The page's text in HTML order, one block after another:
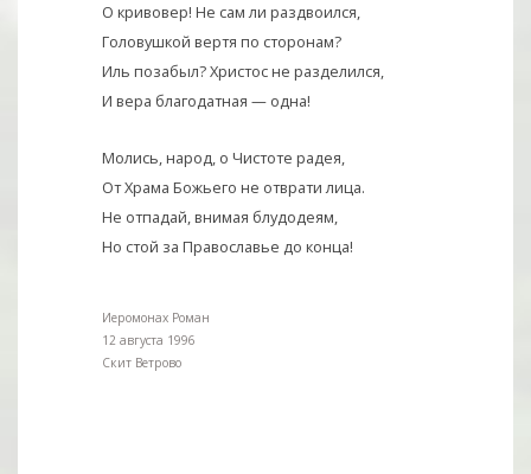
О кривовер! Не сам ли раздвоился,
Головушкой вертя по сторонам?
Иль позабыл? Христос не разделился,
И вера благодатная — одна!
Молись, народ, о Чистоте радея,
От Храма Божьего не отврати лица.
Не отпадай, внимая блудодеям,
Но стой за Православье до конца!
Иеромонах Роман
12 августа 1996
Скит Ветрово